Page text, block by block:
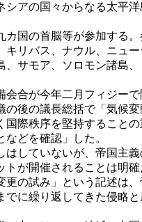
シアの国々からなる太平
国の首脳等が参加する
キリバス、ナウル、ニュ
、サモア、ソロモン諸島
合が今年二月フィジーで
の後の議長総括で「気候
国際秩序を堅持すること
どを確認」した。
していないが、帝国主
トが開催されることは明
更の試み」という記述は
でに繰り返してきた侵略